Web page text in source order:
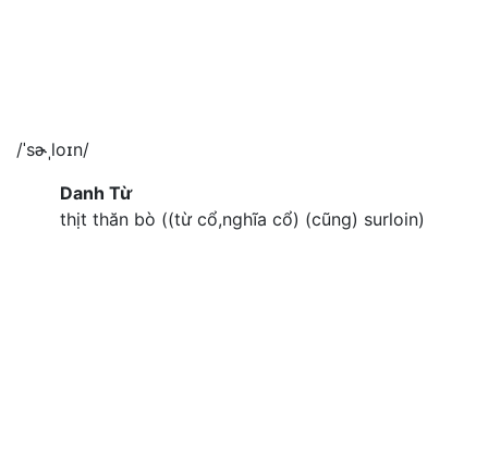
/ˈsɚˌloɪn/
Danh Từ
thịt thăn bò ((từ cổ,nghĩa cổ) (cũng) surloin)